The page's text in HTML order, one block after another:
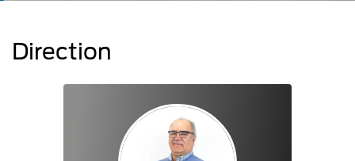
Direction